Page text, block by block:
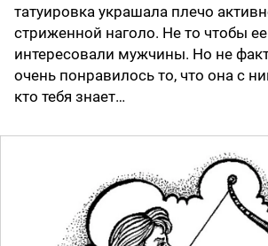
татуировка украшала плечо
стриженной наголо. Не то чтобы
интересовали мужчины. Но не
очень понравилось то, что она с
кто тебя знает…